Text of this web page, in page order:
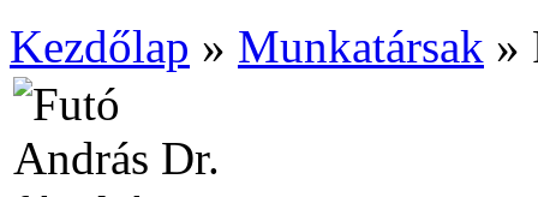
Kezdőlap » Munkatársak »